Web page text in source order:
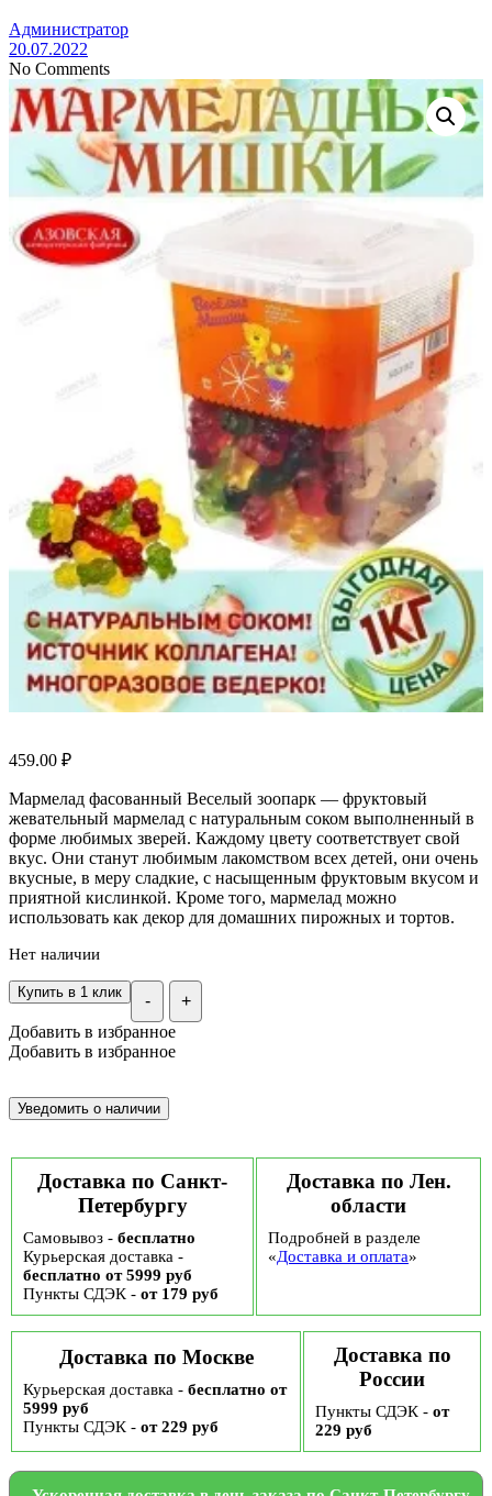
Администратор
20.07.2022
No Comments
459.00 ₽
Мармелад фасованный Веселый зоопарк — фруктовый
жевательный мармелад с натуральным соком выполненный в
форме любимых зверей. Каждому цвету соответствует свой
вкус. Они станут любимым лакомством всех детей, они очень
вкусные, в меру сладкие, с насыщенным фруктовым вкусом и
приятной кислинкой. Кроме того, мармелад можно
использовать как декор для домашних пирожных и тортов.
Нет наличии
- +
Купить в 1 клик
Добавить в избранное
Добавить в избранное
Доставка по Санкт-
Петербургу
Самовывоз - бесплатно
Курьерская доставка -
бесплатно от 5999 руб
Пункты СДЭК - от 179 руб
Доставка по Лен.
области
Подробней в разделе
«Доставка и оплата»
Доставка по Москве
Курьерская доставка - бесплатно от
5999 руб
Пункты СДЭК - от 229 руб
Доставка по
России
Пункты СДЭК - от
229 руб